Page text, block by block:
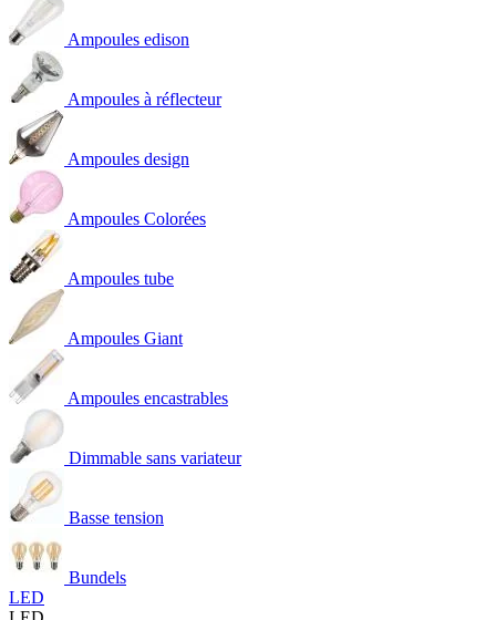
Ampoules edison
Ampoules à réflecteur
Ampoules design
Ampoules Colorées
Ampoules tube
Ampoules Giant
Ampoules encastrables
Dimmable sans variateur
Basse tension
Bundels
LED